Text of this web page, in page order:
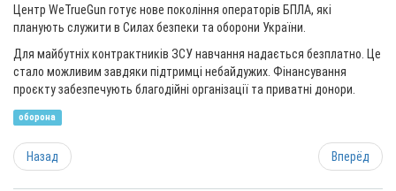
Центр WeTrueGun готує нове покоління операторів БПЛА, які
планують служити в Силах безпеки та оборони України.
Для майбутніх контрактників ЗСУ навчання надається безплатно. Це
стало можливим завдяки підтримці небайдужих. Фінансування
проєкту забезпечують благодійні організації та приватні донори.
оборона
Назад Вперёд